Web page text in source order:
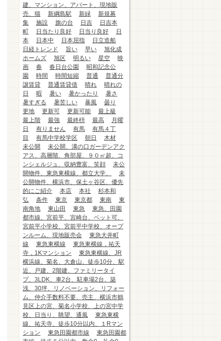
建、マンション、アパート、現地販
売、猫
新綱島駅 新緑
新規募
集
施設 旗の台 日吉
日吉本
町
日当たり良好 日当り良好
日
本
日本中 日本屈指
日立造船
日経トレンド
旨い 早い
旭化成
ホームズ
旭区 明るい 星空
映
画
春 春日台公園
昭和記念公
園
時間 時間短縮 普通
普通分
譲賃貸
普通賃貸借 晴れ
晴れの
日
暇 暑い 暑かったり
暑さ
暑すぎる
暑苦しい 暴風
曇り
更地
更新可 更新可能
最上級
最上階
最強 最終枡 最高
月曜
日
有りません 有馬
有馬４丁
目
有馬中学校学区 朝日
木材
未公開
未公開、溝の口ガーデンアク
アス、高層階、角部屋、９０㎡超、コ
ンシェルジュ、収納豊富、笑顔
未公
開物件、東急東横線、都立大学、
未
公開物件、横浜市、保土ヶ谷区、優先
的にご紹介
本店 本社
杉本和
弘
条件 東京 東京都 東南
東
南角地
東山田 東急
東急、田園
都市線、宮前平、宮崎台、ペット可、
宮前平小学校、宮前平中学校、オープ
ンルーム、現地販売会
東急大井町
線
東急東横線
東急東横線，祐天
寺，1Kマンション
東急東横線、JR
横浜線、菊名、大倉山、徒歩10分、駅
近、戸建、2階建、ファミリータイ
プ、3LDK、車2台、駐車場2台、築
浅、30坪、リノベーション、リフォー
ム、仲介手数料不要、売主、横浜市鶴
見区上の宮、菊名小学校、上の宮中学
校、日当り、眺望、通風
東急東横
線、祐天寺、徒歩10分以内、１Rマン
ション
東急田園都市線
東急田園都